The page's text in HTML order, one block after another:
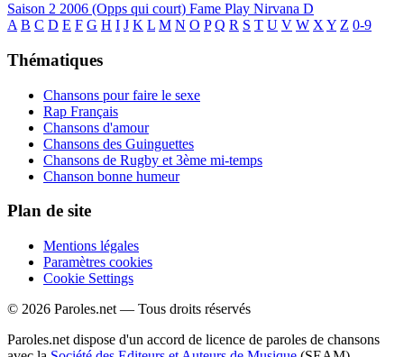
Saison 2 2006 (Opps qui court) Fame Play Nirvana D
A B C D E F G H I J K L M N O P Q R S T U V W X Y Z 0-9
Thématiques
Chansons pour faire le sexe
Rap Français
Chansons d'amour
Chansons des Guinguettes
Chansons de Rugby et 3ème mi-temps
Chanson bonne humeur
Plan de site
Mentions légales
Paramètres cookies
Cookie Settings
© 2026 Paroles.net — Tous droits réservés
Paroles.net dispose d'un accord de licence de paroles de chansons